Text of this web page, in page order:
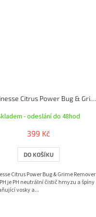
Auto Finesse Citrus Power Bug & Grime Remover - PH neutrální čistič od hmyzu a nečistot (1000 ml)
- odeslání do 48hod
399 Kč
DO KOŠÍKU
Citrus Power Bug & Grime Remover
je PH neutrální čistič hmyzu a špíny
vosky a...